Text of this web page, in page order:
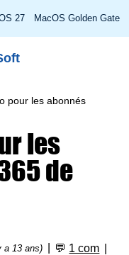
27 MacOS Golden Gate
pour les abonnés
les
de
a 13 ans) 💬 1 com